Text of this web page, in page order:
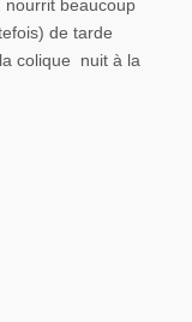
nourrit beaucoup
de tarde
colique nuit à la